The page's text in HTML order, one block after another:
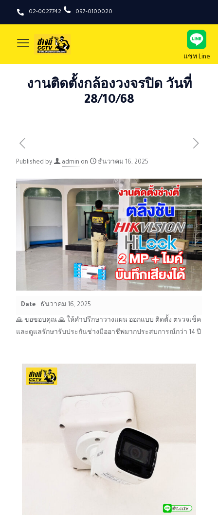
02-0027742 097-0100020
แชท Line
งานติดตั้งกล้องวงจรปิด วันที่
28/10/68
Published by admin on ธันวาคม 16, 2025
Date ธันวาคม 16, 2025
🙏 ขอขอบคุณ 🙏 ให้คำปรึกษาวางแผน ออกแบบ ติดตั้ง ตรวจเช็ค
และดูแลรักษารับประกันช่างมืออาชีพมากประสบการณ์กว่า 14 ปี